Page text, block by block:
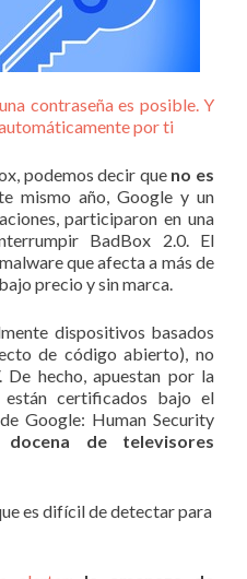
contraseña es posible. Y
por ti
podemos decir que no es
mismo año, Google y un
participaron en una
BadBox 2.0. El
que afecta a más de
precio y sin marca.
dispositivos basados
de código abierto), no
hecho, apuestan por la
están certificados bajo el
Google: Human Security
de televisores
es difícil de detectar para